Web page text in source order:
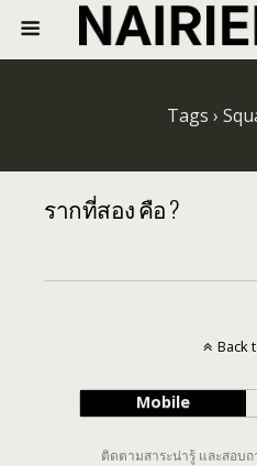
Tags ›
รากที่สอง คือ ?
Back
Mobile
ติดตามสาระน่ารู้ และสอบ